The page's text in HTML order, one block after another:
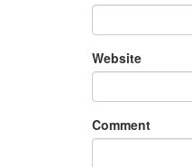
Website
Comment